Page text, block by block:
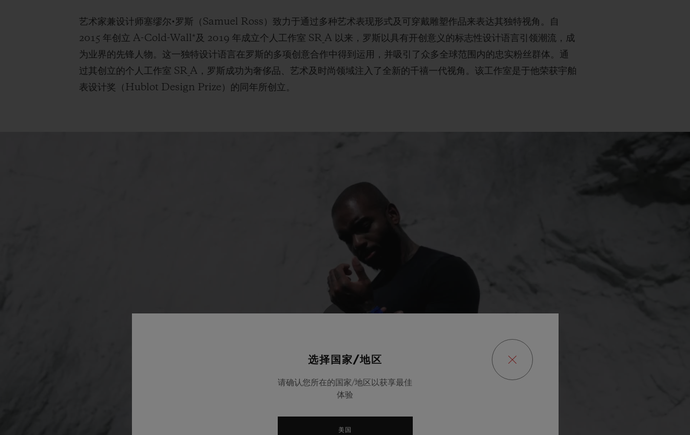
艺术家兼设计师塞缪尔•罗斯（Samuel Ross）致力于通过多种艺术表现形式及可穿戴雕塑作品来表达其独特视角。自
2015 年创立 A-Cold-Wall*及 2019 年成立个人工作室 SR_A 以来，罗斯以具有开创意义的标志性设计语言引领潮流，成
为业界的先锋人物。这一独特设计语言在罗斯的多项创意合作中得到运用，并吸引了众多全球范围内的忠实粉丝群体。通
过其创立的个人工作室 SR_A，罗斯成功为奢侈品、艺术及时尚领域注入了全新的千禧一代视角。该工作室是于他荣获宇舶
表设计奖（Hublot Design Prize）的同年所创立。
Play
Video
选择国家/地区
请确认您所在的国家/地区以获享最佳
体验
美国